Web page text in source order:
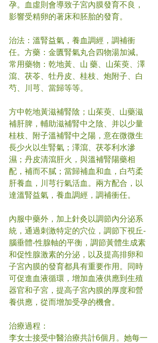
孕。血虛則會導致子宮內膜發育不良，
影響受精卵的著床和胚胎的發育。
治法：溫腎益氣，養血調經，調補衝
任。方藥：金匱腎氣丸合四物湯加減。
常用藥物：乾地黃、山 藥、山茱萸、澤
瀉、茯苓、牡丹皮、桂枝、炮附子、白
芍、川芎、當歸等等。
方中乾地黃滋補腎陰；山茱萸、山藥滋
補肝脾，輔助滋補腎中之陰、并以少量
桂枝、附子溫補腎中之陽，意在微微生
長少火以生腎氣；澤瀉、茯苓利水滲
濕；丹皮清瀉肝火，與溫補腎陽藥相
配，補而不膩；當歸補血和血，白芍柔
肝養血，川芎行氣活血。兩方配合，以
達溫腎益氣，養血調經，調補衝任。
內服中藥外，加上針灸以調節內分泌系
統，通過刺激特定的穴位，調節下視丘-
腦垂體-性腺軸的平衡，調節黃體生成素
和促性腺激素的分泌，以及提高排卵和
子宮內膜的發育都具有重要作用。同時
可促進血液循環，增加血液供應到生殖
器官和子宮，提高子宮內膜的厚度和營
養供應，從而增加受孕的機會。
治療過程：
李女士接受中醫治療共計6個月。她每一